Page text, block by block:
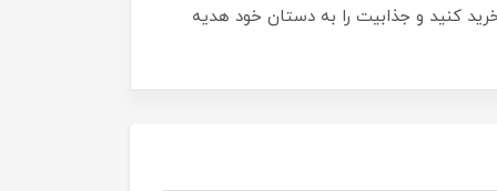
کنید و جذابیت را به دستان خود هدیه